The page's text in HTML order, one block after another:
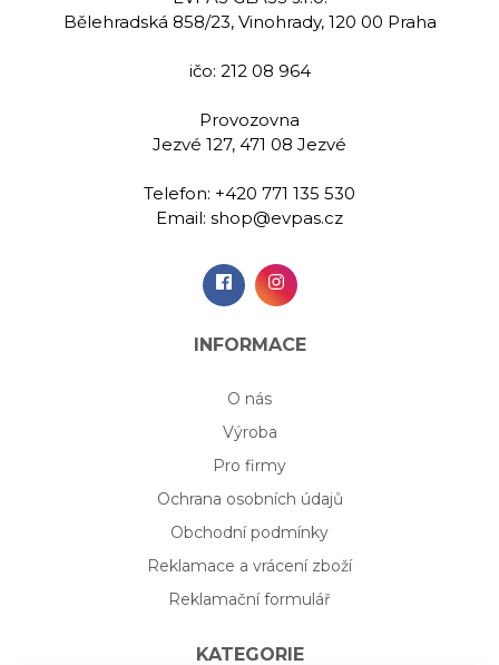
Bělehradská 858/23, Vinohrady, 120 00 Praha
ičo: 212 08 964
Provozovna
Jezvé 127, 471 08 Jezvé
Telefon: +420 771 135 530
Email: shop@evpas.cz
INFORMACE
O nás
Výroba
Pro firmy
Ochrana osobních údajů
Obchodní podmínky
Reklamace a vrácení zboží
Reklamační formulář
KATEGORIE